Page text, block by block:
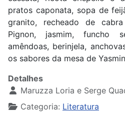
pratos caponata, sopa de
granito, recheado de
Pignon, jasmim, funcho
amêndoas, berinjela,
os sabores da mesa de
Detalhes
Maruzza Loria e Serge
Categoria: Literatura